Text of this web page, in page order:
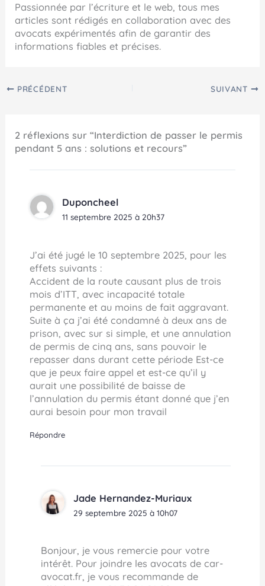
Passionnée par l’écriture et le web, tous mes
articles sont rédigés en collaboration avec des
avocats expérimentés afin de garantir des
informations fiables et précises.
PRÉCÉDENT SUIVANT
2 réflexions sur “Interdiction de passer le permis
pendant 5 ans : solutions et recours”
Duponcheel
11 septembre 2025 à 20h37
J’ai été jugé le 10 septembre 2025, pour les
effets suivants :
Accident de la route causant plus de trois
mois d’ITT, avec incapacité totale
permanente et au moins de fait aggravant.
Suite à ça j’ai été condamné à deux ans de
prison, avec sur si simple, et une annulation
de permis de cinq ans, sans pouvoir le
repasser dans durant cette période Est-ce
que je peux faire appel et est-ce qu’il y
aurait une possibilité de baisse de
l’annulation du permis étant donné que j’en
aurai besoin pour mon travail
Répondre
Jade Hernandez-Muriaux
29 septembre 2025 à 10h07
Bonjour, je vous remercie pour votre
intérêt. Pour joindre les avocats de car-
avocat.fr, je vous recommande de